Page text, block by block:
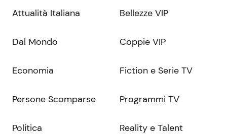
Attualità Italiana
Dal Mondo
Economia
Persone Scomparse
Politica
Bellezze VIP
Coppie VIP
Fiction e Serie TV
Programmi TV
Reality e Talent